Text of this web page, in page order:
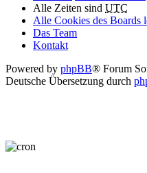
Alle Zeiten sind UTC
Alle Cookies des Boards
Das Team
Kontakt
Powered by phpBB® Forum
Deutsche Übersetzung durch